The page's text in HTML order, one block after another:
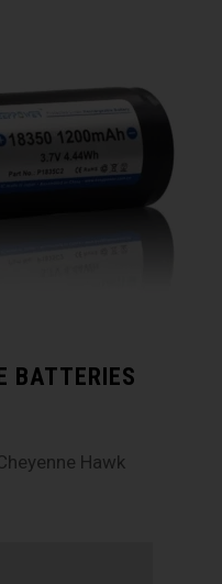
BATTERIES
Hawk